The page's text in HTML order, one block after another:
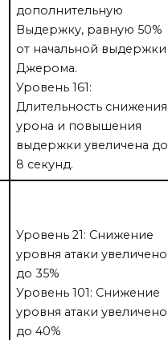
дополнительную
Выдержку, равную 50%
от начальной выдержки
Джерома.
Уровень 161:
Длительность снижения
урона и повышения
выдержки увеличена до
8 секунд.
Уровень 21: Снижение
уровня атаки увеличено
до 35%
Уровень 101: Снижение
уровня атаки увеличено
до 40%